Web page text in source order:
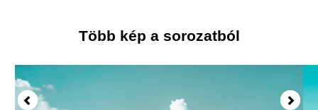
Több kép a sorozatból